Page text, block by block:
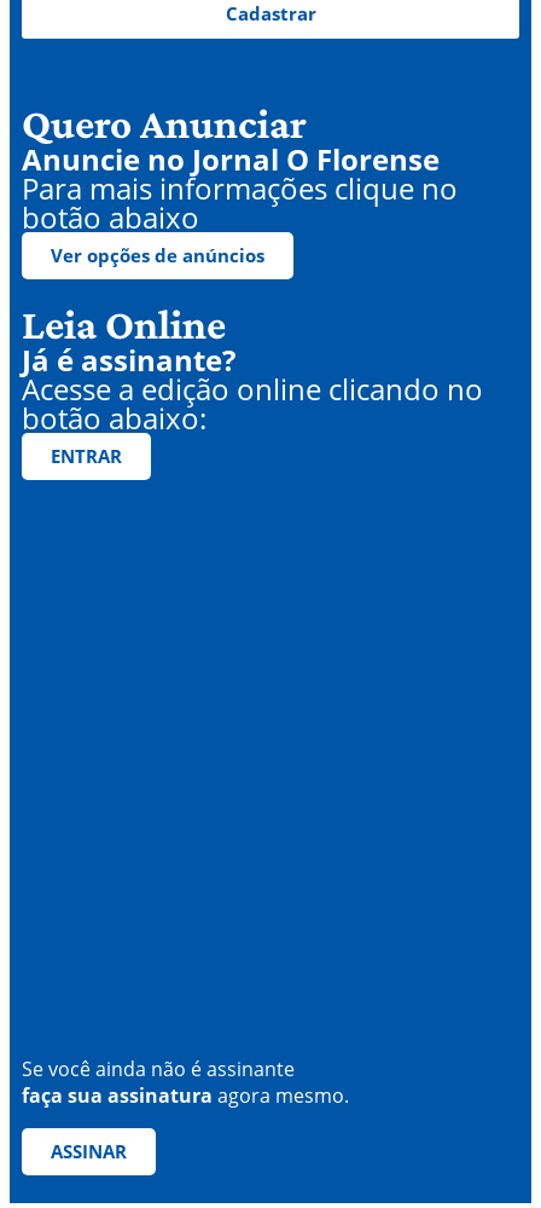
Cadastrar
Quero Anunciar
Anuncie no Jornal O Florense
Para mais informações clique no
botão abaixo
Ver opções de anúncios
Leia Online
Já é assinante?
Acesse a edição online clicando no
botão abaixo:
ENTRAR
Se você ainda não é assinante
faça sua assinatura agora mesmo.
ASSINAR